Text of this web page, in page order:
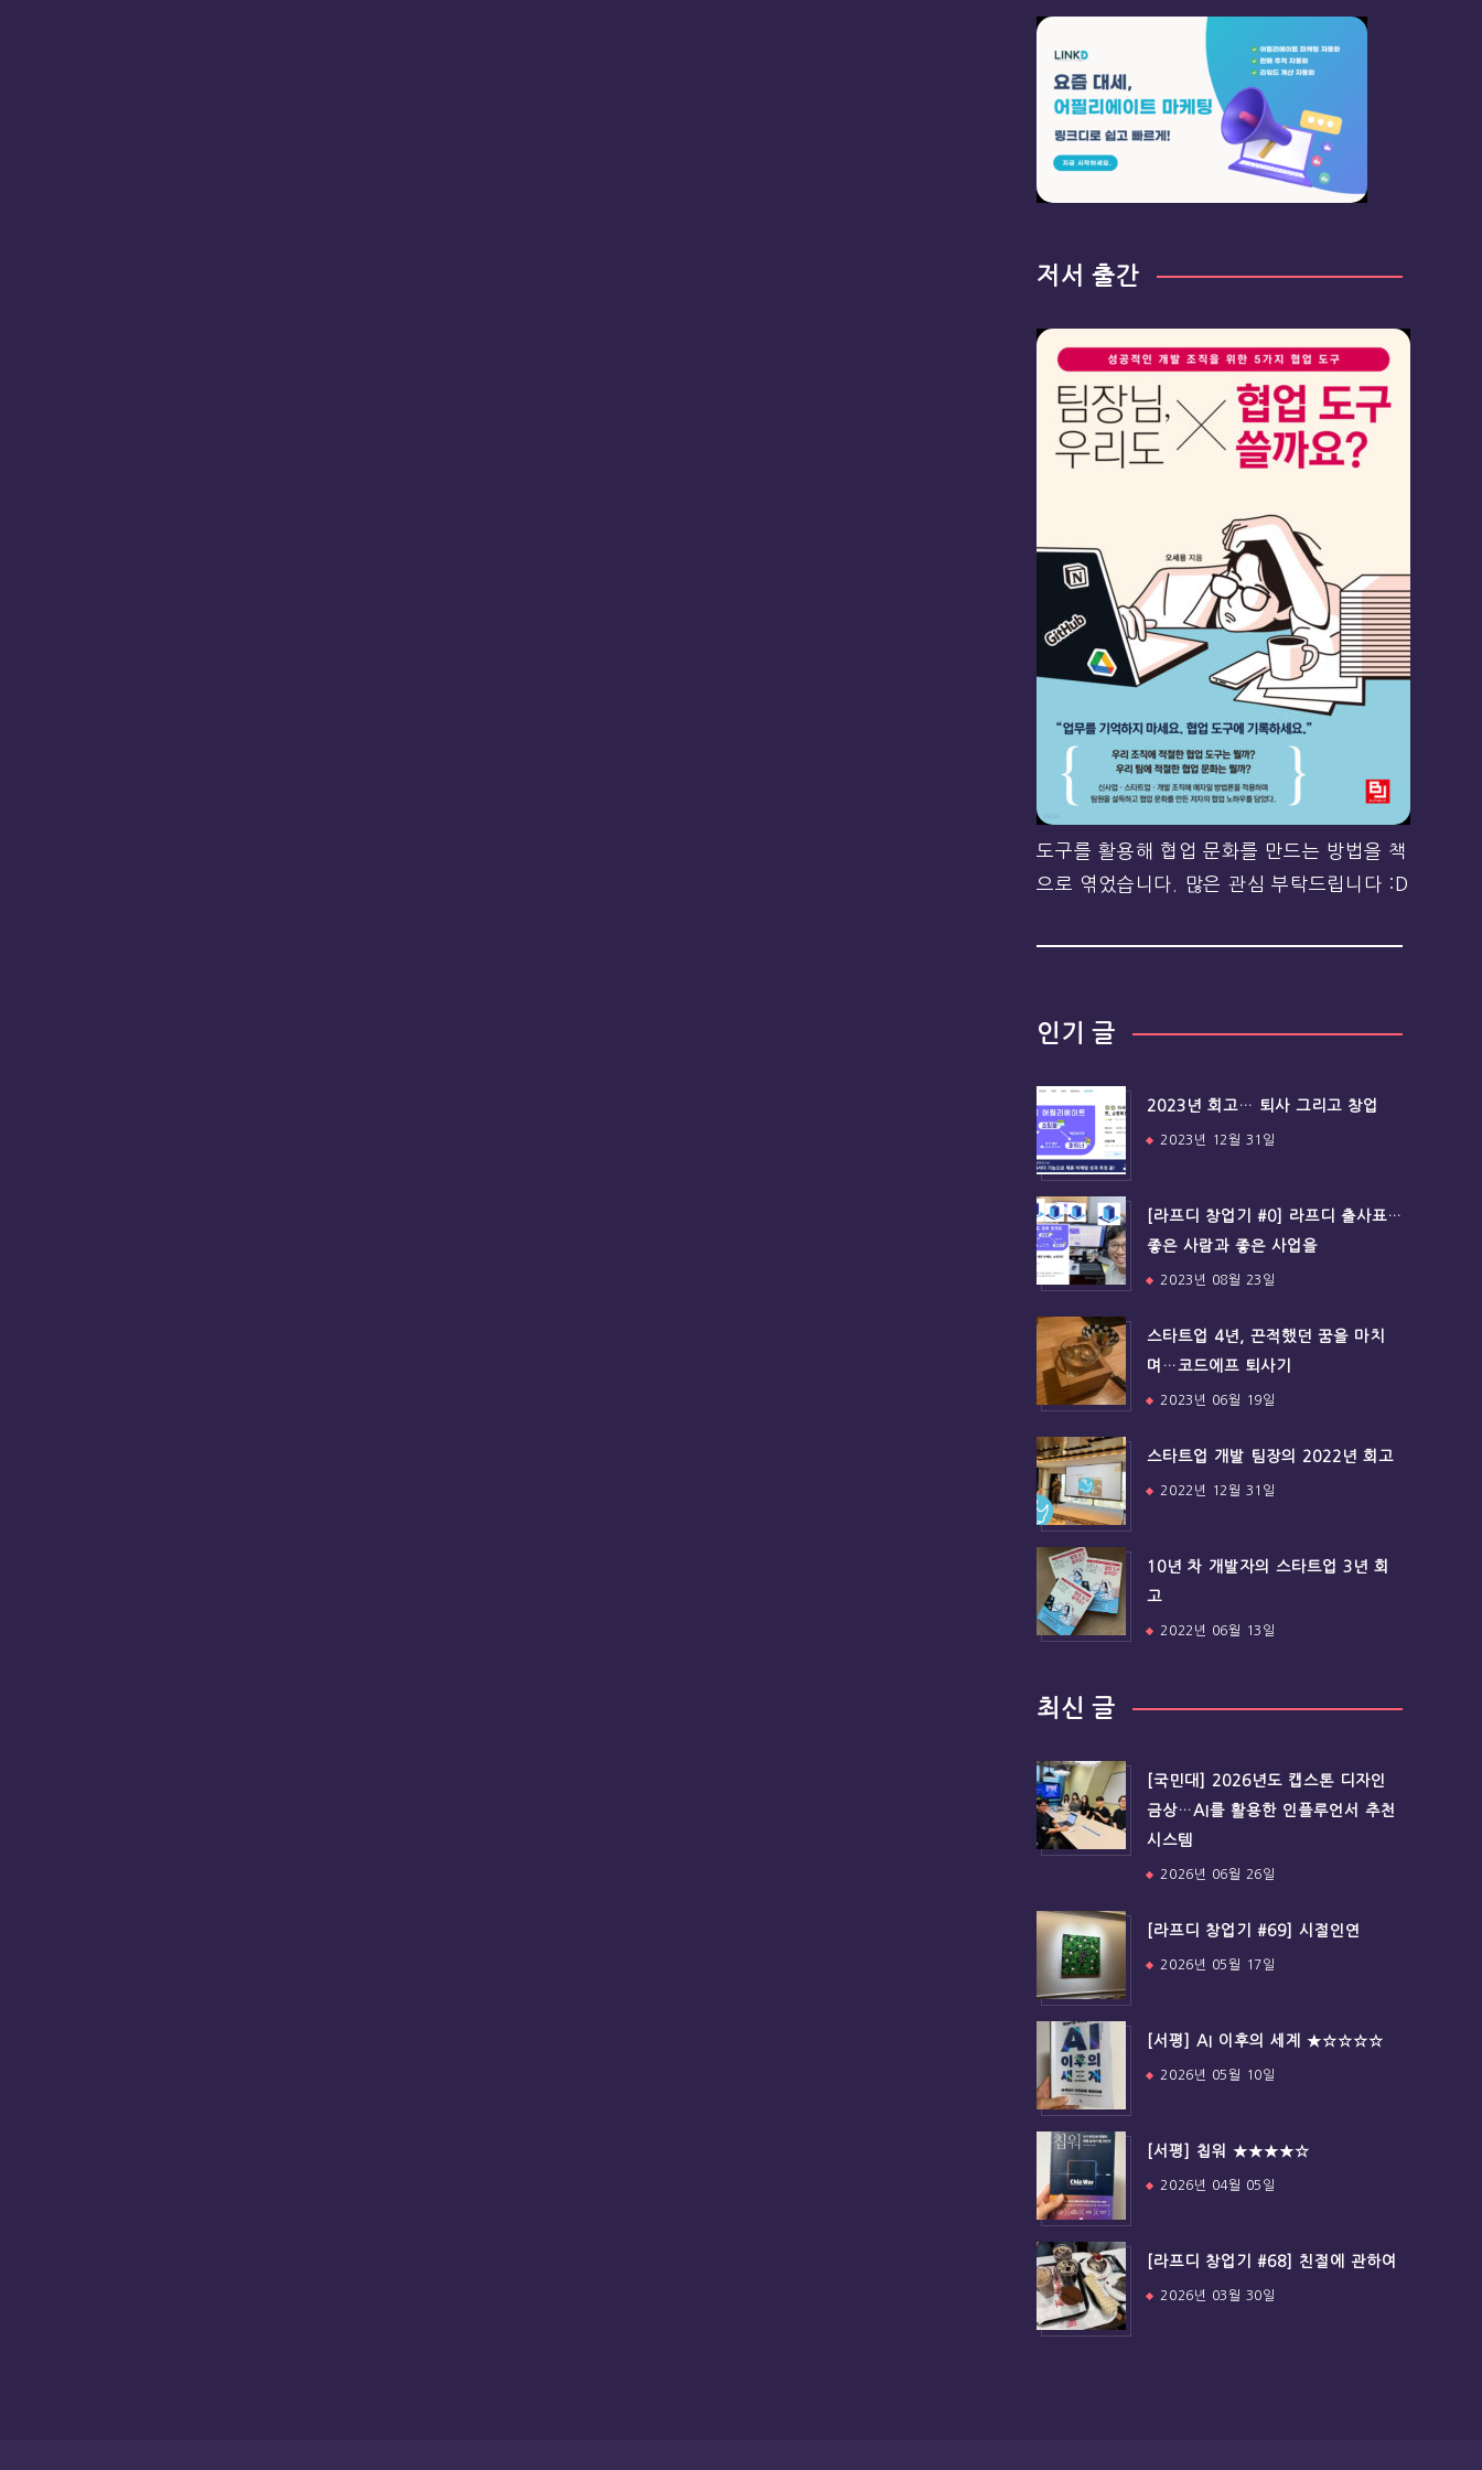
저서 출간
도구를 활용해 협업 문화를 만드는 방법을 책
으로 엮었습니다. 많은 관심 부탁드립니다 :D
인기 글
2023년 회고… 퇴사 그리고 창업
2023년 12월 31일
[라프디 창업기 #0] 라프디 출사표…
좋은 사람과 좋은 사업을
2023년 08월 23일
스타트업 4년, 끈적했던 꿈을 마치
며…코드에프 퇴사기
2023년 06월 19일
스타트업 개발 팀장의 2022년 회고
2022년 12월 31일
10년 차 개발자의 스타트업 3년 회
고
2022년 06월 13일
최신 글
[국민대] 2026년도 캡스톤 디자인
금상…AI를 활용한 인플루언서 추천
시스템
2026년 06월 26일
[라프디 창업기 #69] 시절인연
2026년 05월 17일
[서평] AI 이후의 세계 ★☆☆☆☆
2026년 05월 10일
[서평] 칩워 ★★★★☆
2026년 04월 05일
[라프디 창업기 #68] 친절에 관하여
2026년 03월 30일